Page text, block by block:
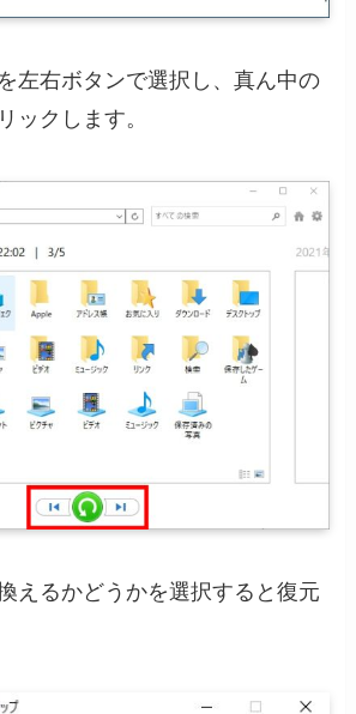
左右ボタンで選択し、真ん中の
ックします。
えるかどうかを選択すると復元